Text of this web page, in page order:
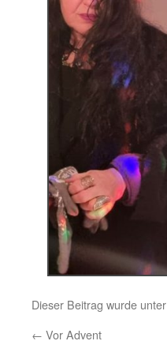
Dieser Beitrag wurde unter
← Vor Advent